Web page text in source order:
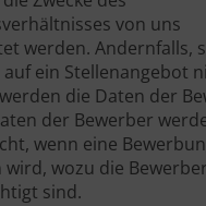
von uns
werden. Andernfalls,
ein Stellenangebot
die Daten der
der Bewerber
wenn eine
wird, wozu die Bewerber
sind.